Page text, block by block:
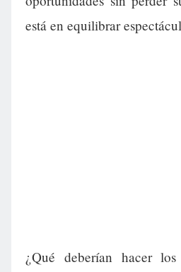
está en equilibrar
¿Qué deberían hacer los